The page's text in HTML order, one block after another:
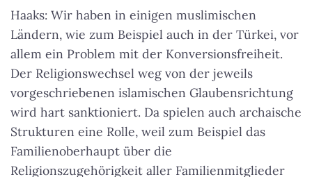
Haaks: Wir haben in einigen muslimischen
Ländern, wie zum Beispiel auch in der Türkei, vor
allem ein Problem mit der Konversionsfreiheit.
Der Religionswechsel weg von der jeweils
vorgeschriebenen islamischen Glaubensrichtung
wird hart sanktioniert. Da spielen auch archaische
Strukturen eine Rolle, weil zum Beispiel das
Familienoberhaupt über die
Religionszugehörigkeit aller Familienmitglieder